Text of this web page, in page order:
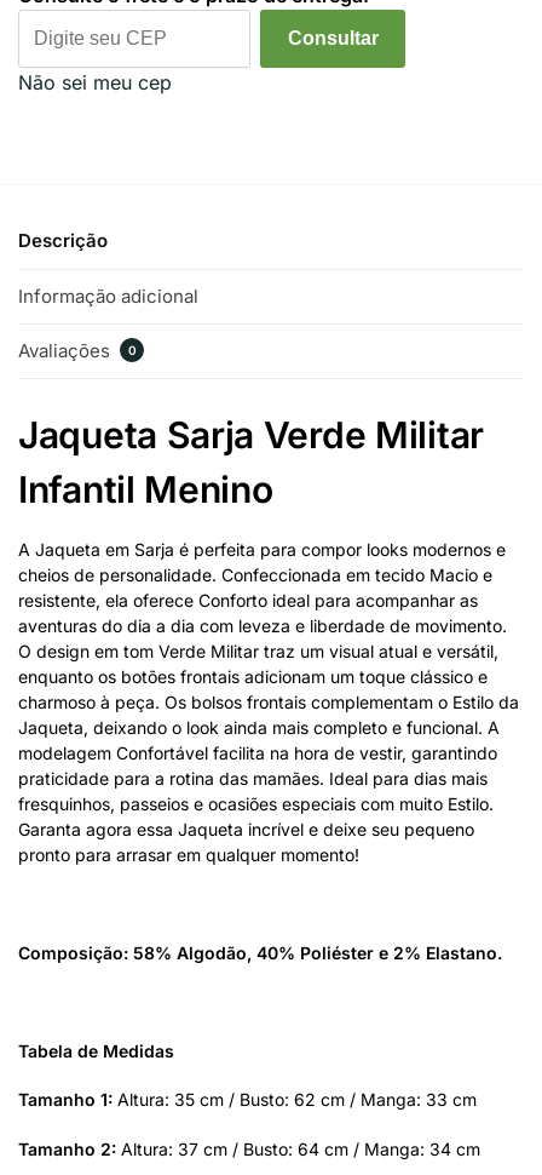
Consultar
Não sei meu cep
Descrição
Informação adicional
Avaliações 0
Jaqueta Sarja Verde Militar
Infantil Menino
A Jaqueta em Sarja é perfeita para compor looks modernos e
cheios de personalidade. Confeccionada em tecido Macio e
resistente, ela oferece Conforto ideal para acompanhar as
aventuras do dia a dia com leveza e liberdade de movimento.
O design em tom Verde Militar traz um visual atual e versátil,
enquanto os botões frontais adicionam um toque clássico e
charmoso à peça. Os bolsos frontais complementam o Estilo da
Jaqueta, deixando o look ainda mais completo e funcional. A
modelagem Confortável facilita na hora de vestir, garantindo
praticidade para a rotina das mamães. Ideal para dias mais
fresquinhos, passeios e ocasiões especiais com muito Estilo.
Garanta agora essa Jaqueta incrível e deixe seu pequeno
pronto para arrasar em qualquer momento!
Composição: 58% Algodão, 40% Poliéster e 2% Elastano.
Tabela de Medidas
Tamanho 1: Altura: 35 cm / Busto: 62 cm / Manga: 33 cm
Tamanho 2: Altura: 37 cm / Busto: 64 cm / Manga: 34 cm